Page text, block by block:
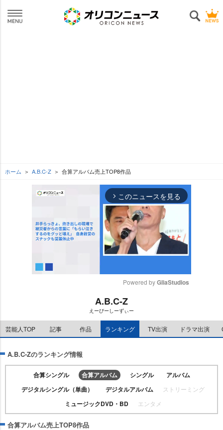
ホーム A.B.C-Z 合算アルバム売上TOP8作品
arrow_forward_ios このニュースを見る
t
e
Powered by GliaStudios
A.B.C-Z
えーびーしーずぃー
芸能人TOP 記事 作品 ランキング TV出演 ドラマ出演
A.B.C-Zのランキング情報
合算シングル 合算アルバム シングル
アルバム
デジタルシングル（単曲）
デジタルアルバム ストリーミング
ミュージックDVD・BD エンタメ
合算アルバム売上TOP8作品